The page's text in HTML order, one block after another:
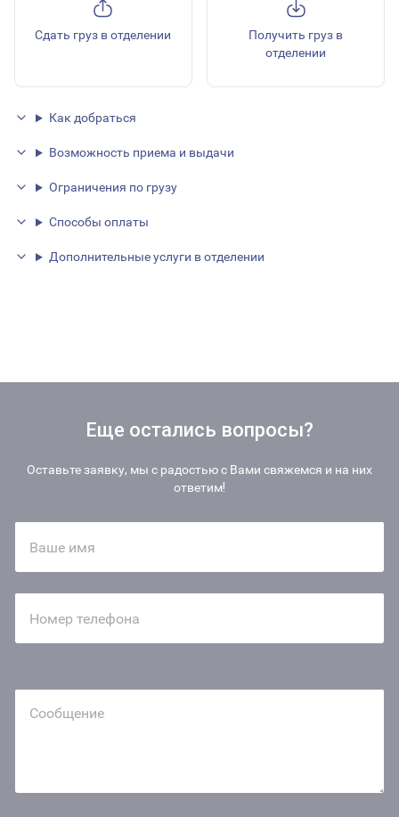
Сдать груз в отделении
Получить груз в
отделении
Как добраться
Возможность приема и выдачи
Ограничения по грузу
Способы оплаты
Дополнительные услуги в отделении
Еще остались вопросы?
Оставьте заявку, мы с радостью с Вами свяжемся и на них
ответим!
Ваше имя
Номер телефона
Сообщение